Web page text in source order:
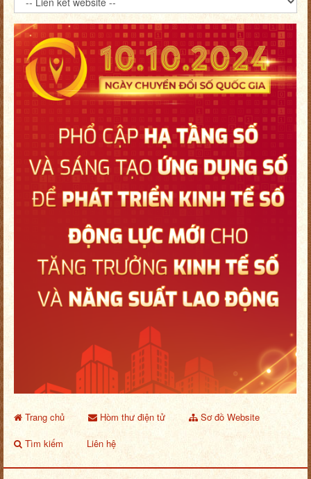
Trang chủ Hòm thư điện tử
Sơ đồ Website
Tìm kiếm
Liên hệ